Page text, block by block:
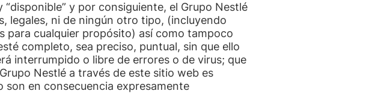
y por consiguiente, el Grupo Nestlé
legales, ni de ningún otro tipo, (incluyendo
para cualquier propósito) así como tampoco
completo, sea preciso, puntual, sin que ello
interrumpido o libre de errores o de virus; que
Nestlé a través de este sitio web es
en consecuencia expresamente